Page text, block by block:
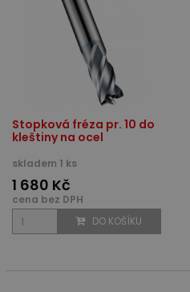
Stopková fréza pr. 10 do
kleštiny na ocel
skladem 1 ks
1 680 Kč
cena bez DPH
DO KOŠÍKU